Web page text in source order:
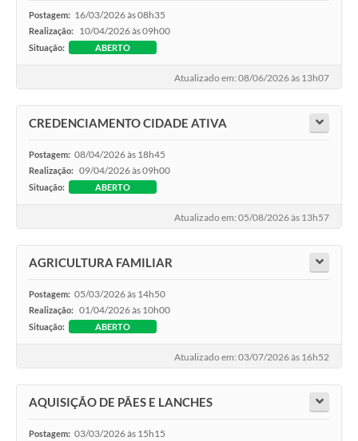
Postagem: 16/03/2026 às 08h35
Realização: 10/04/2026 às 09h00
Situação: ABERTO
Atualizado em: 08/06/2026 às 13h07
CREDENCIAMENTO CIDADE ATIVA
Postagem: 08/04/2026 às 18h45
Realização: 09/04/2026 às 09h00
Situação: ABERTO
Atualizado em: 05/08/2026 às 13h57
AGRICULTURA FAMILIAR
Postagem: 05/03/2026 às 14h50
Realização: 01/04/2026 às 10h00
Situação: ABERTO
Atualizado em: 03/07/2026 às 16h52
AQUISIÇÃO DE PÃES E LANCHES
Postagem: 03/03/2026 às 15h15